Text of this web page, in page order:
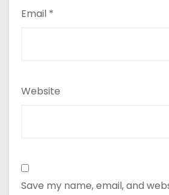
Email *
Website
Save my name, email, and